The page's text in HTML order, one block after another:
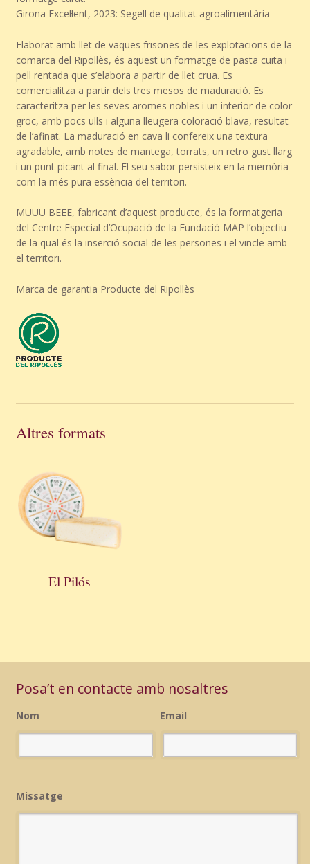
Girona Excel·lent, 2023: Segell de qualitat agroalimentària
Elaborat amb llet de vaques frisones de les explotacions de la
comarca del Ripollès, és aquest un formatge de pasta cuita i
pell rentada que s’elabora a partir de llet crua. Es
comercialitza a partir dels tres mesos de maduració. Es
caracteritza per les seves aromes nobles i un interior de color
groc, amb pocs ulls i alguna lleugera coloració blava, resultat
de l’afinat. La maduració en cava li confereix una textura
agradable, amb notes de mantega, torrats, un retro gust llarg
i un punt picant al final. El seu sabor persisteix en la memòria
com la més pura essència del territori.
MUUU BEEE, fabricant d’aquest producte, és la formatgeria
del Centre Especial d’Ocupació de la Fundació MAP l’objectiu
de la qual és la inserció social de les persones i el vincle amb
el territori.
Marca de garantia Producte del Ripollès
Altres formats
El Pilós
Posa’t en contacte amb nosaltres
Nom Email
Missatge